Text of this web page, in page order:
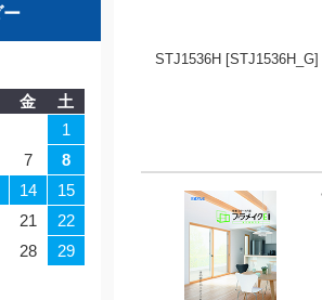
STJ1536H [STJ1536H_G]
ー
金
土
1
7
8
14
15
21
22
28
29